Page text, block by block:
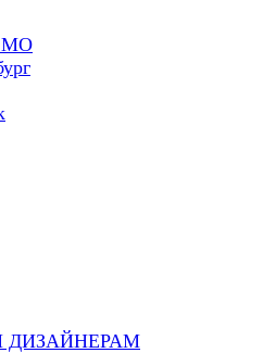
МО
ДИЗАЙНЕРАМ